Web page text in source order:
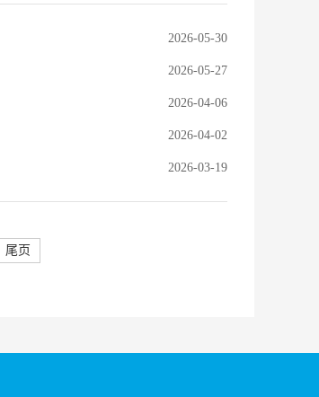
2026-05-30
2026-05-27
2026-04-06
2026-04-02
2026-03-19
尾页